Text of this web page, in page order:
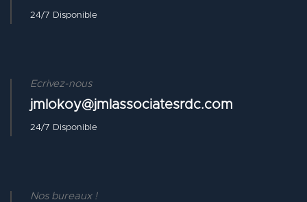
24/7 Disponible
Ecrivez-nous
jmlokoy@jmlassociatesrdc.com
24/7 Disponible
Nos bureaux !